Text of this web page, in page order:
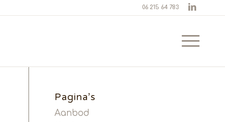
06 215 64 783
Pagina’s
Aanbod